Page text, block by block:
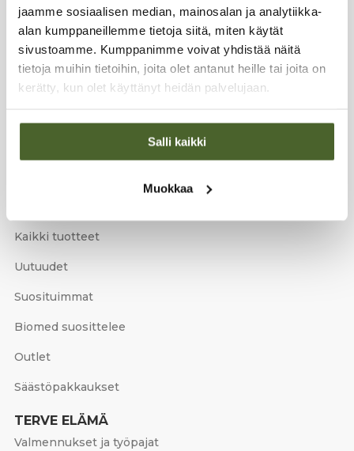
jaamme sosiaalisen median, mainosalan ja analytiikka-
alan kumppaneillemme tietoja siitä, miten käytät
sivustoamme. Kumppanimme voivat yhdistää näitä
tietoja muihin tietoihin, joita olet antanut heille tai joita on
kerätty, kun olet käyttänyt heidän palvelujaan.
Salli kaikki
Muokkaa
Puh. 040 04 13 105
info@biomed.fi
TILAA UUTISKIRJE
Email
*
Tilaa
Tilaamalla uutiskirjeen saat ilmaisen toimituksen
ensimmäiseen tilaukseesi!
Kaikki tuotteet
Uutuudet
Suosituimmat
Biomed suosittelee
Outlet
Säästöpakkaukset
TERVE ELÄMÄ
Valmennukset ja työpajat